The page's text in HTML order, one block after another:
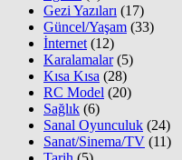
Gezi Yazıları (17)
Güncel/Yaşam (33)
İnternet (12)
Karalamalar(5)
Kısa Kısa (28)
RC Model (20)
Sağlık (6)
Sanal Oyunculuk (24)
Sanat/Sinema/TV (11)